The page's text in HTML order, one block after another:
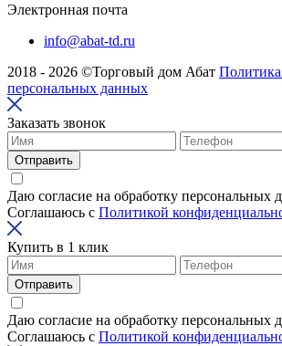
Электронная почта
info@abat-td.ru
2018 - 2026 ©Торговый дом Абат Политика
персональных данных
Заказать звонок
Отправить
Даю согласие на обработку персональных
Соглашаюсь с Политикой
Купить в 1 клик
Отправить
Даю согласие на обработку персональных
Соглашаюсь с Политикой